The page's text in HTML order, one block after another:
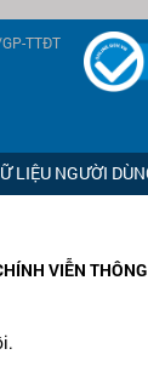
TTĐT
LIỆU NGƯỜI
VIỄN